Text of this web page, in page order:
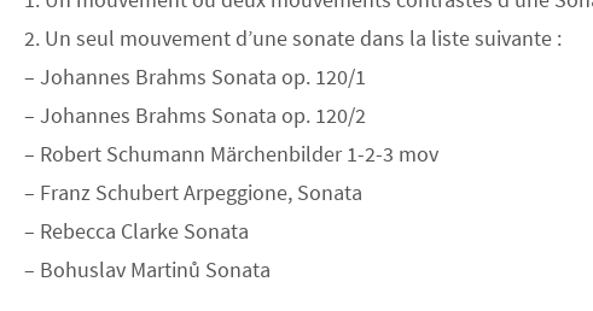
2. Un seul mouvement d’une sonate dans la liste suivante :
– Johannes Brahms Sonata op. 120/1
– Johannes Brahms Sonata op. 120/2
– Robert Schumann Märchenbilder 1-2-3 mov
– Franz Schubert Arpeggione, Sonata
– Rebecca Clarke Sonata
– Bohuslav Martinů Sonata